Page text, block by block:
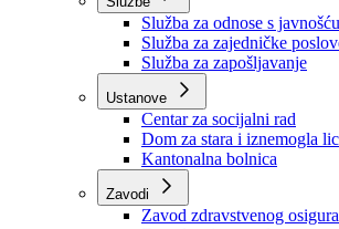
Organizacije
Službe
Služba za odnose s javnošću
Služba za zajedničke poslove
Služba za zapošljavanje
Ustanove
Centar za socijalni rad
Dom za stara i iznemogla lica
Kantonalna bolnica